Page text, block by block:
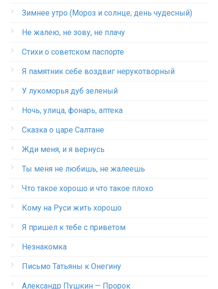
Зимнее утро (Мороз и солнце; день чудесный)
Не жалею, не зову, не плачу
Стихи о советском паспорте
Я памятник себе воздвиг нерукотворный
У лукоморья дуб зеленый
Ночь, улица, фонарь, аптека
Сказка о царе Салтане
Жди меня, и я вернусь
Ты меня не любишь, не жалеешь
Что такое хорошо и что такое плохо
Кому на Руси жить хорошо
Я пришел к тебе с приветом
Незнакомка
Письмо Татьяны к Онегину
Александр Пушкин — Пророк